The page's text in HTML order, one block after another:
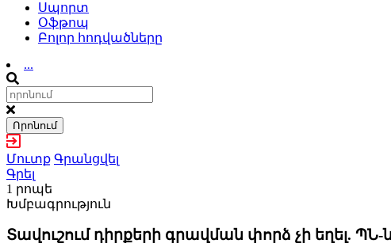
Սպորտ
Օֆթոպ
Բոլոր հոդվածները
...
Որոնում
Մուտք Գրանցվել
Գրել
1 րոպե
Խմբագրություն
Տավուշում դիրքերի գրավման փորձ չի եղել. ՊՆ-ն